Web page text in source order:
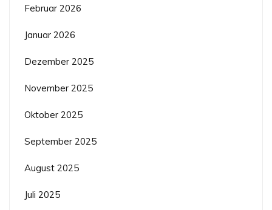
Februar 2026
Januar 2026
Dezember 2025
November 2025
Oktober 2025
September 2025
August 2025
Juli 2025